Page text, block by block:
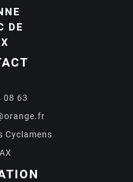
DE
08 63
Cyclamens